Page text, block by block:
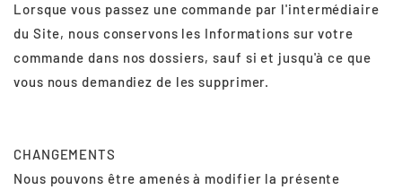
Lorsque vous passez une commande par l'intermédiaire
du Site, nous conservons les Informations sur votre
commande dans nos dossiers, sauf si et jusqu'à ce que
vous nous demandiez de les supprimer.
CHANGEMENTS
Nous pouvons être amenés à modifier la présente